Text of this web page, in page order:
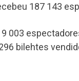
187 143
003
bilehtes